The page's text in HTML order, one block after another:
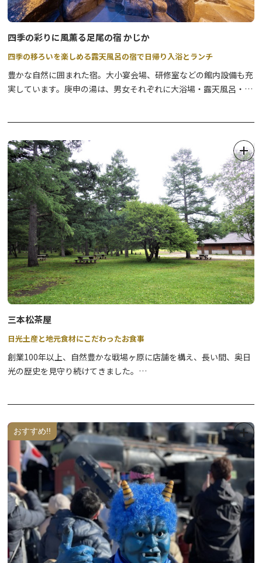
四季の彩りに風薫る足尾の宿 かじか
四季の移ろいを楽しめる露天風呂の宿で日帰り入浴とランチ
豊かな自然に囲まれた宿。大小宴会場、研修室などの館内設備も充
実しています。庚申の湯は、男女それぞれに大浴場・露天風呂・サ
から「美肌の湯」とも呼ばれています。宿泊者はもちろん、日帰り
入浴でもゆったりと楽しめます。
いつもご利用ありがとうございます。
令和８年４月１日から利用料を改定します。
https://ashio-kajika.jp/
三本松茶屋
日光土産と地元食材にこだわったお食事
創業100年以上、自然豊かな戦場ヶ原に店舗を構え、長い間、奥日
光の歴史を見守り続けてきました。
Eバイクのレンタル、ネイチャーガイド、星空案内などのアクティ
ビティも充実しております。
おすすめ!!